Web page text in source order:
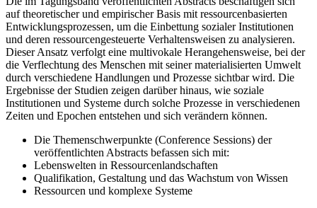
auf theoretischer und empirischer Basis mit ressourcenbasierten
Entwicklungsprozessen, um die Einbettung sozialer Institutionen
und deren ressourcengesteuerte Verhaltensweisen zu analysieren.
Dieser Ansatz verfolgt eine multivokale Herangehensweise, bei der
die Verflechtung des Menschen mit seiner materialisierten Umwelt
durch verschiedene Handlungen und Prozesse sichtbar wird. Die
Ergebnisse der Studien zeigen darüber hinaus, wie soziale
Institutionen und Systeme durch solche Prozesse in verschiedenen
Zeiten und Epochen entstehen und sich verändern können.
Die Themenschwerpunkte (Conference Sessions) der
veröffentlichten Abstracts befassen sich mit:
Lebenswelten in Ressourcenlandschaften
Qualifikation, Gestaltung und das Wachstum von Wissen
Ressourcen und komplexe Systeme